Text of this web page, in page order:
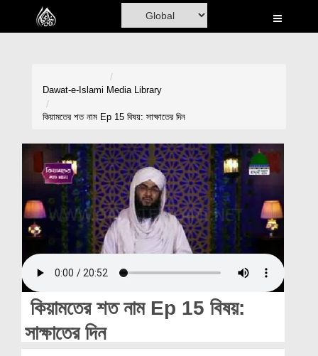
Home
Volunteer Portal
Rohani Ilaj
Donation
Blog
Magazine
Dawat-e-Islami Media Library
কিয়ামতের শত নাম Ep 15 বিষয়: সাক্ষাতের দিন
কিয়ামতের শত নাম Ep 15 বিষয়:
সাক্ষাতের দিন